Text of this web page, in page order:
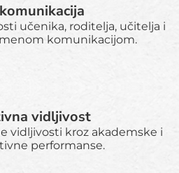
učenika, roditelja, učitelja i
komunikacijom.
vidljivost
vidljivosti kroz akademske i
performanse.